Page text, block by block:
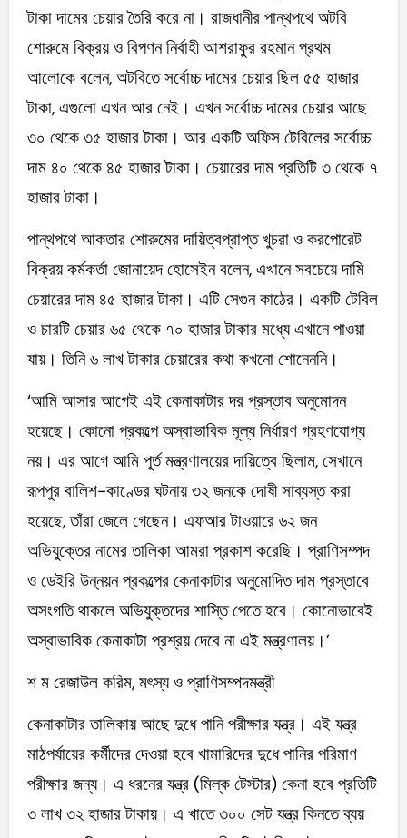
টাকা দামের চেয়ার তৈরি করে না। রাজধানীর পান্থপথে অটবি
শোরুমে বিক্রয় ও বিপণন নির্বাহী আশরাফুর রহমান প্রথম
আলোকে বলেন, অটবিতে সর্বোচ্চ দামের চেয়ার ছিল ৫৫ হাজার
টাকা, এগুলো এখন আর নেই। এখন সর্বোচ্চ দামের চেয়ার আছে
৩০ থেকে ৩৫ হাজার টাকা। আর একটি অফিস টেবিলের সর্বোচ্চ
দাম ৪০ থেকে ৪৫ হাজার টাকা। চেয়ারের দাম প্রতিটি ৩ থেকে ৭
হাজার টাকা।
পান্থপথে আকতার শোরুমের দায়িত্বপ্রাপ্ত খুচরা ও করপোরেট
বিক্রয় কর্মকর্তা জোনায়েদ হোসেইন বলেন, এখানে সবচেয়ে দামি
চেয়ারের দাম ৪৫ হাজার টাকা। এটি সেগুন কাঠের। একটি টেবিল
ও চারটি চেয়ার ৬৫ থেকে ৭০ হাজার টাকার মধ্যে এখানে পাওয়া
যায়। তিনি ৬ লাখ টাকার চেয়ারের কথা কখনো শোনেননি।
‘আমি আসার আগেই এই কেনাকাটার দর প্রস্তাব অনুমোদন
হয়েছে। কোনো প্রকল্পে অস্বাভাবিক মূল্য নির্ধারণ গ্রহণযোগ্য
নয়। এর আগে আমি পূর্ত মন্ত্রণালয়ের দায়িত্বে ছিলাম, সেখানে
রূপপুর বালিশ-কাণ্ডের ঘটনায় ৩২ জনকে দোষী সাব্যস্ত করা
হয়েছে, তাঁরা জেলে গেছেন। এফআর টাওয়ারে ৬২ জন
অভিযুক্তের নামের তালিকা আমরা প্রকাশ করেছি। প্রাণিসম্পদ
ও ডেইরি উন্নয়ন প্রকল্পের কেনাকাটার অনুমোদিত দাম প্রস্তাবে
অসংগতি থাকলে অভিযুক্তদের শাস্তি পেতে হবে। কোনোভাবেই
অস্বাভাবিক কেনাকাটা প্রশ্রয় দেবে না এই মন্ত্রণালয়।’
শ ম রেজাউল করিম, মৎস্য ও প্রাণিসম্পদমন্ত্রী
কেনাকাটার তালিকায় আছে দুধে পানি পরীক্ষার যন্ত্র। এই যন্ত্র
মাঠপর্যায়ের কর্মীদের দেওয়া হবে খামারিদের দুধে পানির পরিমাণ
পরীক্ষার জন্য। এ ধরনের যন্ত্র (মিল্ক টেস্টার) কেনা হবে প্রতিটি
৩ লাখ ৩২ হাজার টাকায়। এ খাতে ৩০০ সেট যন্ত্র কিনতে ব্যয়